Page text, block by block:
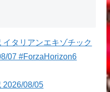
タリアンエキゾチック
07 #ForzaHorizon6
2026/08/05